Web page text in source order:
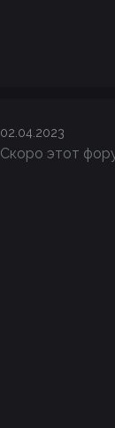
02.04.2023
Скоро этот